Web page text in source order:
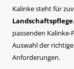
Kalinke steht für
Landschaftspflege
passenden
Auswahl der
Anforderungen.